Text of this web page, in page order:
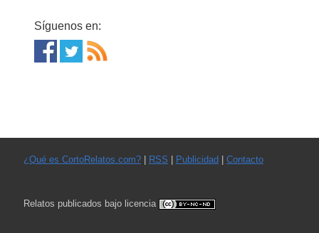
Síguenos en:
¿Qué es CortoRelatos.com?| RSS Publicidad Contacto
Relatos publicados bajo licencia